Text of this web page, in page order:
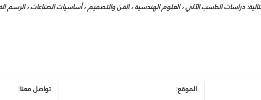
دراسات الحاسب الآلي ، العلوم الهندسية ، الفن والتصميم ، أساسيات الصناعات ، الرسم
تواصل معنا:
الموقع: